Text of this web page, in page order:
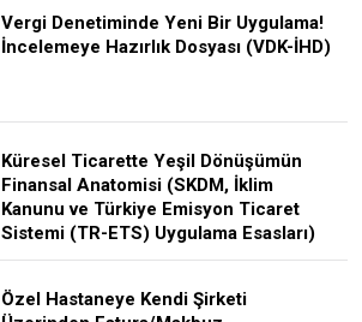
Vergi Denetiminde Yeni Bir Uygulama!
İncelemeye Hazırlık Dosyası (VDK-İHD)
Küresel Ticarette Yeşil Dönüşümün
Finansal Anatomisi (SKDM, İklim
Kanunu ve Türkiye Emisyon Ticaret
Sistemi (TR-ETS) Uygulama Esasları)
Özel Hastaneye Kendi Şirketi